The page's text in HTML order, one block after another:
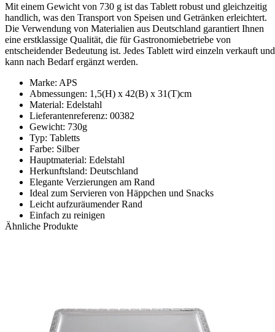
Mit einem Gewicht von 730 g ist das Tablett robust und gleichzeitig
handlich, was den Transport von Speisen und Getränken erleichtert.
Die Verwendung von Materialien aus Deutschland garantiert Ihnen
eine erstklassige Qualität, die für Gastronomiebetriebe von
entscheidender Bedeutung ist. Jedes Tablett wird einzeln verkauft und
kann nach Bedarf ergänzt werden.
Marke: APS
Abmessungen: 1,5(H) x 42(B) x 31(T)cm
Material: Edelstahl
Lieferantenreferenz: 00382
Gewicht: 730g
Typ: Tabletts
Farbe: Silber
Hauptmaterial: Edelstahl
Herkunftsland: Deutschland
Elegante Verzierungen am Rand
Ideal zum Servieren von Häppchen und Snacks
Leicht aufzuräumender Rand
Einfach zu reinigen
Ähnliche Produkte